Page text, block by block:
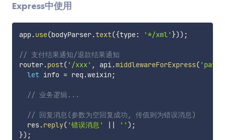
Express中使用
app.use(bodyParser.text({type: '*/xml' })) ;
// 支付结果通知/退款结果通知
router.post( '/xxx' , api.middlewareForExpress( 'pay'
let info = req .weixin ;
// 业务逻辑...
// 回复消息(参数为空回复成功, 传值则为错误消息)
  res
.reply( '错误消息' || '' ) ;
}) ;